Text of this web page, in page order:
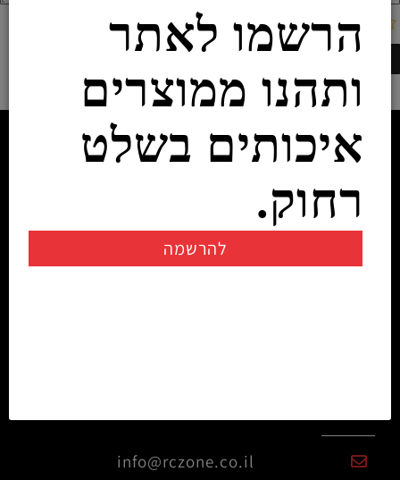
info@rczone.co.il
הרשמו לאתר
ותהנו ממוצרים
איכותים בשלט
רחוק.
להרשמה